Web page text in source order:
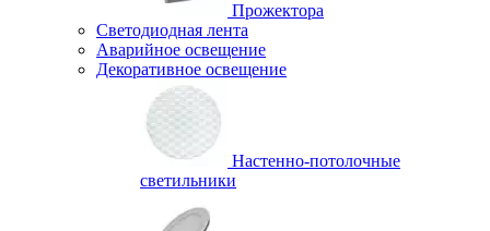
Прожектора
Светодиодная лента
Аварийное освещение
Декоративное освещение
Настенно-потолочные
светильники